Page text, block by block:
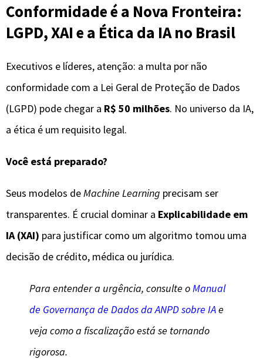
Conformidade é a Nova Fronteira:
LGPD, XAI e a Ética da IA no Brasil
Executivos e líderes, atenção: a multa por não
conformidade com a Lei Geral de Proteção de Dados
(LGPD) pode chegar a R$ 50 milhões. No universo da IA,
a ética é um requisito legal.
Você está preparado?
Seus modelos deMachine Learning precisam ser
transparentes. É crucial dominar a Explicabilidade em
IA (XAI) para justificar como um algoritmo tomou uma
decisão de crédito, médica ou jurídica.
Para entender a urgência, consulte oManual
de Governança de Dados da ANPD sobre IAe
veja como a fiscalização está se tornando
rigorosa.